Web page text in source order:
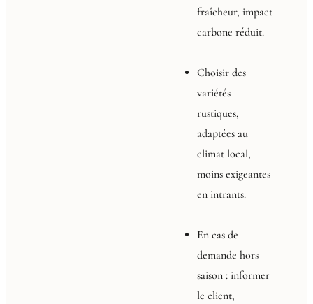
fraîcheur, impact
carbone réduit.
Choisir des
variétés
rustiques,
adaptées au
climat local,
moins exigeantes
en intrants.
En cas de
demande hors
saison : informer
le client,